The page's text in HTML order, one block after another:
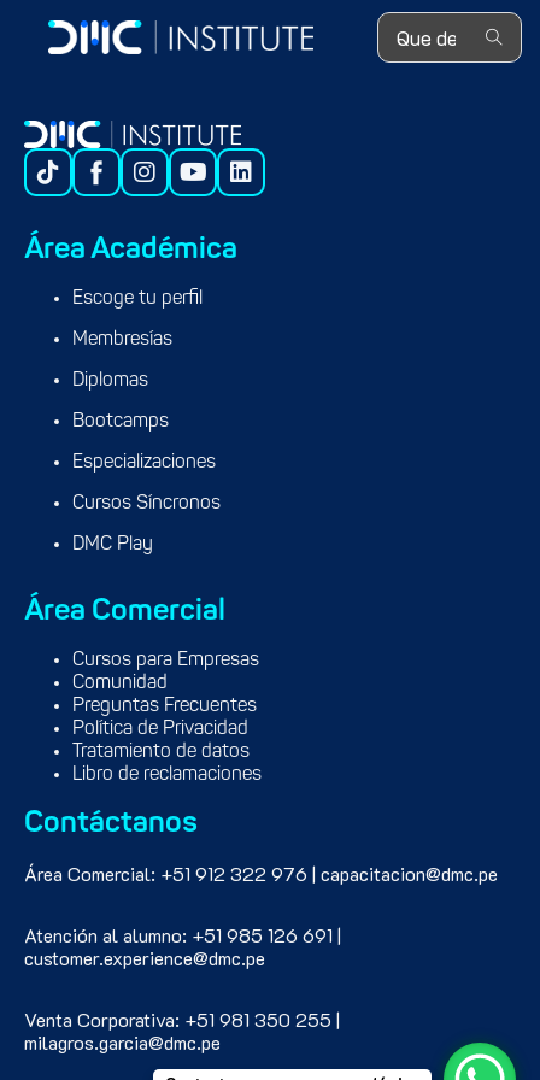
Search ...
Área Académica
Escoge tu perfil
Membresías
Diplomas
Bootcamps
Especializaciones
Cursos Síncronos
DMC Play
Área Comercial
Cursos para Empresas
Comunidad
Preguntas Frecuentes
Política de Privacidad
Tratamiento de datos
Libro de reclamaciones
Contáctanos
Área Comercial: +51 912 322 976 | capacitacion@dmc.pe
Atención al alumno: +51 985 126 691 |
customer.experience@dmc.pe
Venta Corporativa: +51 981 350 255 |
milagros.garcia@dmc.pe